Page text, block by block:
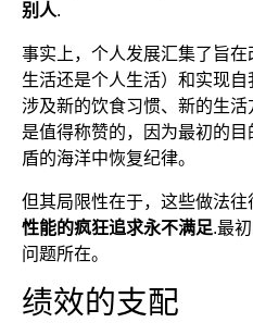
别人.
事实上，个人发展汇集了旨
生活还是个人生活）和实现
涉及新的饮食习惯、新的生
是值得称赞的，因为最初的
盾的海洋中恢复纪律。
但其局限性在于，这些做法往
性能的疯狂追求永不满足.最
问题所在。
绩效的支配